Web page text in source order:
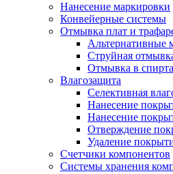
Нанесение маркировки
Конвейерные системы
Отмывка плат и
Альтернативные
Струйная
Отмывка в
Влагозащита
Селективная
Нанесение
Нанесение
Отверждение
Удаление
Счетчики компонентов
Системы хранения